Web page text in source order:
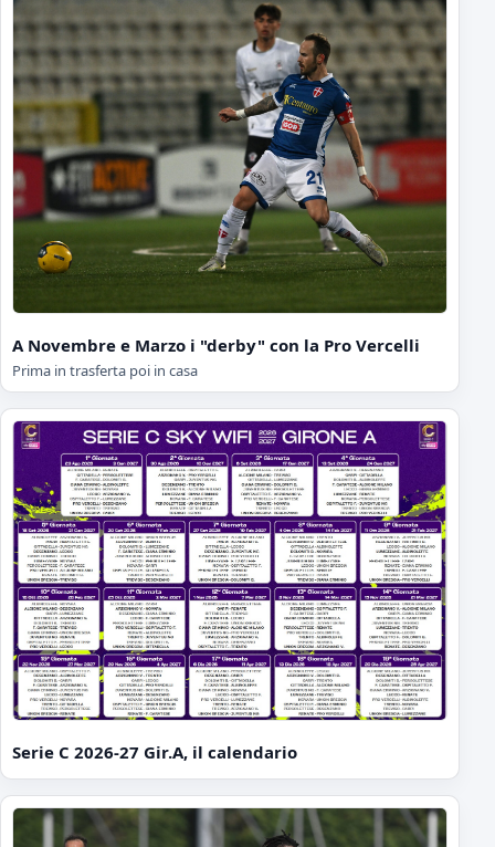
A Novembre e Marzo i "derby" con la Pro Vercelli
Prima in trasferta poi in casa
Serie C 2026-27 Gir.A, il calendario